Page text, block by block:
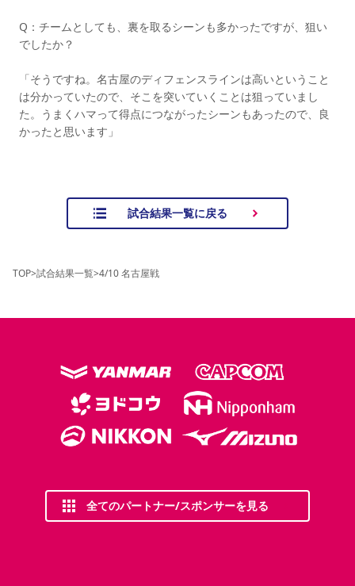
Q：チームとしても、裏を取るシーンも多かったですが、狙い
でしたか？
「そうですね。名古屋のディフェンスラインは高いということ
は分かっていたので、そこを突いていくことは狙っていまし
た。うまくハマって得点につながったシーンもあったので、良
かったと思います」
試合結果一覧に戻る
TOP>試合結果一覧>4/10 名古屋戦
全てのパートナー/スポンサーを見る